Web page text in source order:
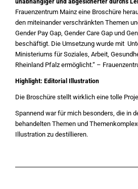
Frauenzentrum Mainz eine Broschüre
den miteinander verschränkten Themen
Gender Pay Gap, Gender Care Gap und
beschäftigt. Die Umsetzung wurde mit
Ministeriums für Soziales, Arbeit,
Rheinland Pfalz ermöglicht.“ –
Highlight: Editorial Illustration
Die Broschüre stellt wirklich eine tolle
Spannend war für mich besonders, die in
behandelten Themen und
Illustration zu destillieren.